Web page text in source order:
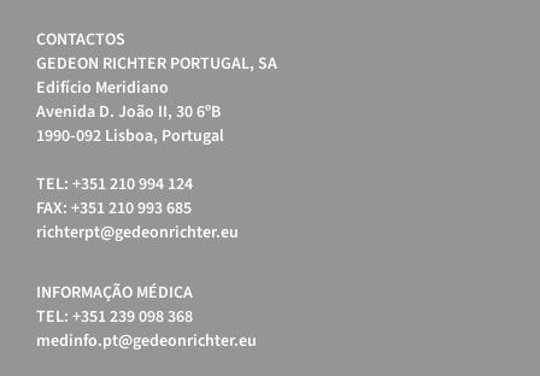
CONTACTOS
GEDEON RICHTER PORTUGAL, SA
Edifício Meridiano
Avenida D. João II, 30 6ºB
1990-092 Lisboa, Portugal
TEL: +351 210 994 124
FAX: +351 210 993 685
richterpt@gedeonrichter.eu
INFORMAÇÃO MÉDICA
TEL: +351 239 098 368
medinfo.pt@gedeonrichter.eu